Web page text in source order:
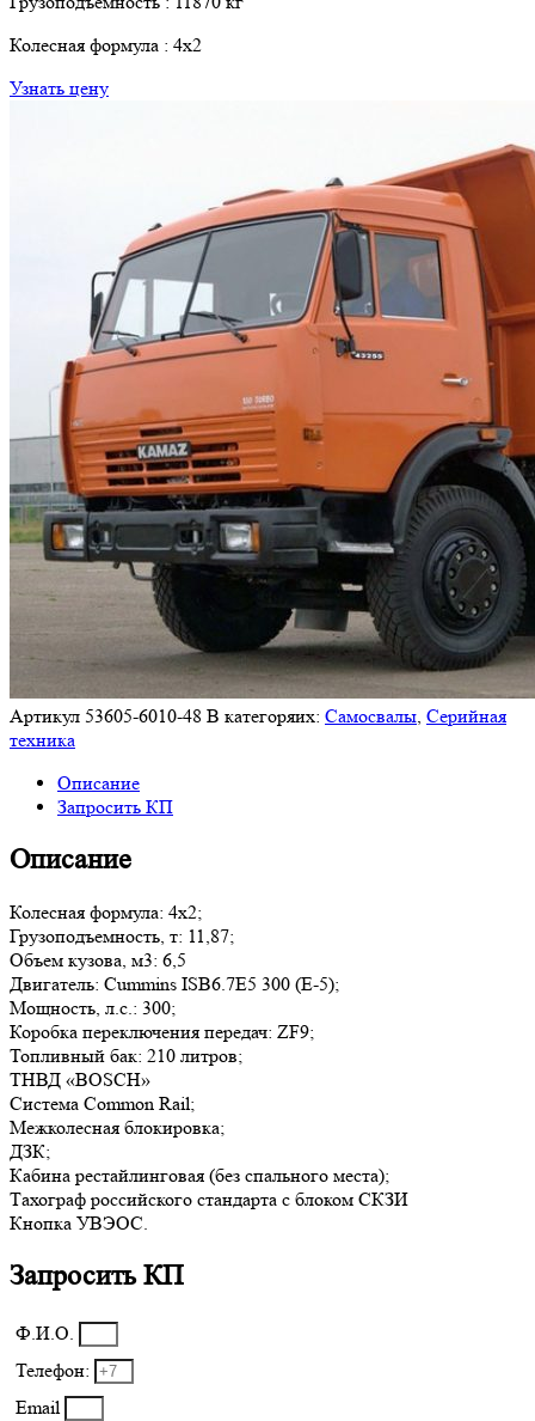
Колесная формула : 4х2
Узнать цену
Артикул 53605-6010-48 В категоряих: Самосвалы, Серийная
техника
Описание
Запросить КП
Описание
Колесная формула: 4х2;
Грузоподъемность, т: 11,87;
Объем кузова, м3: 6,5
Двигатель: Cummins ISB6.7Е5 300 (Е-5);
Мощность, л.с.: 300;
Коробка переключения передач: ZF9;
Топливный бак: 210 литров;
ТНВД «BOSCH»
Система Common Rail;
Межколесная блокировка;
ДЗК;
Кабина рестайлинговая (без спального места);
Тахограф российского стандарта с блоком СКЗИ
Кнопка УВЭОС.
Запросить КП
Ф.И.О.
Телефон:
Email